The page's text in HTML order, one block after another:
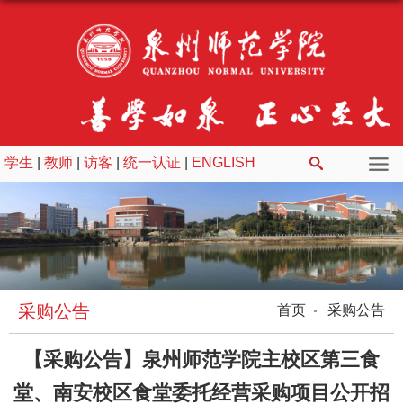
学生 教师 访客 统一认证 ENGLISH
首页 采购公告
采购公告
【采购公告】泉州师范学院主校区第三食
堂、南安校区食堂委托经营采购项目公开招